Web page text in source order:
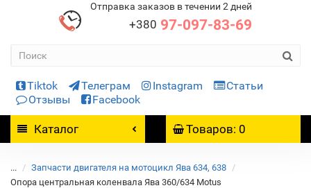
Отправка заказов в течении 2 дней
+380 97-097-83-69
Tiktok Телеграм Instagram
Статьи
Отзывы
Facebook
Каталог Товаров: 0
...
Запчасти двигателя на мотоцикл Ява 634, 638
Опора центральная коленвала Ява 360/634 Motus